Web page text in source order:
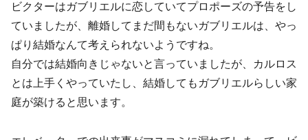
ビクターはガブリエルに恋していてプロポーズの予告をし
ていましたが、離婚してまだ間もないガブリエルは、やっ
ぱり結婚なんて考えられないようですね。
自分では結婚向きじゃないと言っていましたが、カルロス
とは上手くやっていたし、結婚してもガブリエルらしい家
庭が築けると思います。